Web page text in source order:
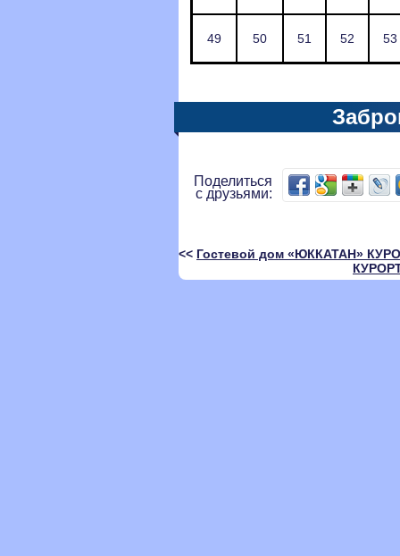
49 50 51 52 53
Поделиться
с друзьями:
<< Гостевой дом «ЮККАТАН»